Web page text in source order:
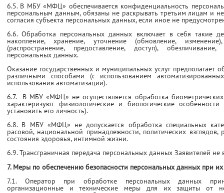
6.5. В МБУ «МФЦ» обеспечивается конфиденциальность
персональным данным, обязаны не раскрывать третьим лицам и
согласия субъекта персональных данных, если иное не
6.6. Обработка персональных данных включает в себя такие
накопление, хранение, уточнение (обновление,
(распространение, предоставление, доступ),
персональных данных.
Оказание государственных и муниципальных услуг предполагает
различными способами (с использованием
использования автоматизации).
6.7. В МБУ «МФЦ» не осуществляется обработка
характеризуют физиологические и биологические
установить его личность).
6.8. В МБУ «МФЦ» не допускается обработка специальных
расовой, национальной принадлежности, политических
состояния здоровья, интимной жизни.
6.9. Трансграничная передача персональных данных Заявителей не
7. Меры по обеспечению безопасности персональных данных при
7.1. Оператор при обработке персональных данных
организационные и технические меры для их защиты от